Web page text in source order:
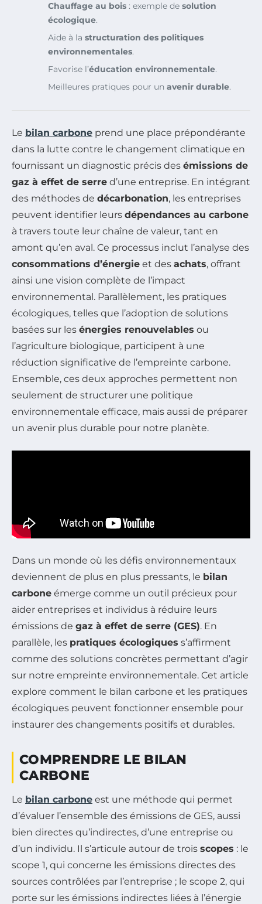
Chauffage au bois : exemple de solution
écologique.
Aide à la structuration des politiques
environnementales.
Favorise l’éducation environnementale.
Meilleures pratiques pour un avenir durable.
Le bilan carbone prend une place prépondérante
dans la lutte contre le changement climatique en
fournissant un diagnostic précis des émissions de
gaz à effet de serre d’une entreprise. En intégrant
des méthodes de décarbonation, les entreprises
peuvent identifier leurs dépendances au carbone
à travers toute leur chaîne de valeur, tant en
amont qu’en aval. Ce processus inclut l’analyse des
consommations d’énergie et des achats, offrant
ainsi une vision complète de l’impact
environnemental. Parallèlement, les pratiques
écologiques, telles que l’adoption de solutions
basées sur les énergies renouvelables ou
l’agriculture biologique, participent à une
réduction significative de l’empreinte carbone.
Ensemble, ces deux approches permettent non
seulement de structurer une politique
environnementale efficace, mais aussi de préparer
un avenir plus durable pour notre planète.
Dans un monde où les défis environnementaux
deviennent de plus en plus pressants, le bilan
carbone émerge comme un outil précieux pour
aider entreprises et individus à réduire leurs
émissions de gaz à effet de serre (GES). En
parallèle, les pratiques écologiques s’affirment
comme des solutions concrètes permettant d’agir
sur notre empreinte environnementale. Cet article
explore comment le bilan carbone et les pratiques
écologiques peuvent fonctionner ensemble pour
instaurer des changements positifs et durables.
COMPRENDRE LE BILAN
CARBONE
Le bilan carbone est une méthode qui permet
d’évaluer l’ensemble des émissions de GES, aussi
bien directes qu’indirectes, d’une entreprise ou
d’un individu. Il s’articule autour de trois scopes : le
scope 1, qui concerne les émissions directes des
sources contrôlées par l’entreprise ; le scope 2, qui
porte sur les émissions indirectes liées à l’énergie